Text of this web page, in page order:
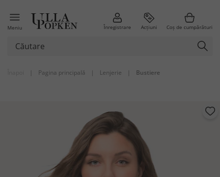
Meniu Înregistrare Acțiuni Coș de cumpărături
| Pagina principală | Lenjerie | Bustiere